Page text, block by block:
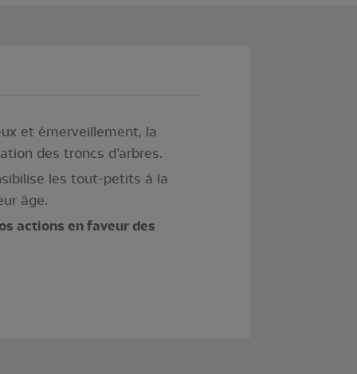
et émerveillement, la
des troncs d’arbres.
les tout-petits à la
âge.
actions en faveur des